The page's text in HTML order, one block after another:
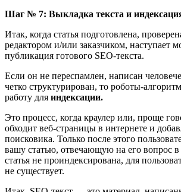
Шаг № 7: Выкладка текста и
Итак, когда статья подготовлена,
редактором и/или заказчиком, наступает
публикация готового SEO-текста.
Если он не переспамлен, написан
четко структурирован, то роботы-
работу для индексации.
Это процесс, когда краулер или, проще
обходит веб-страницы в интернете и
поисковика. Только после этого
вашу статью, отвечающую на его вопрос в
статья не проиндексирована, для
не существует.